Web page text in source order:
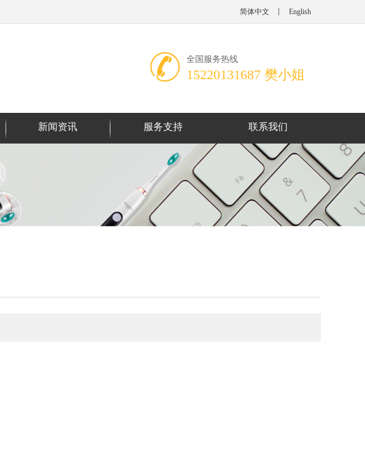
简体中文 English
全国服务热线
15220131687 樊小姐
新闻资讯 服务支持 联系我们